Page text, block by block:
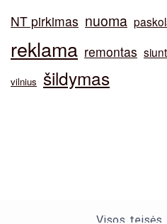
NT pirkimas nuoma
reklama remontas
vilnius šildymas
Visos teisės